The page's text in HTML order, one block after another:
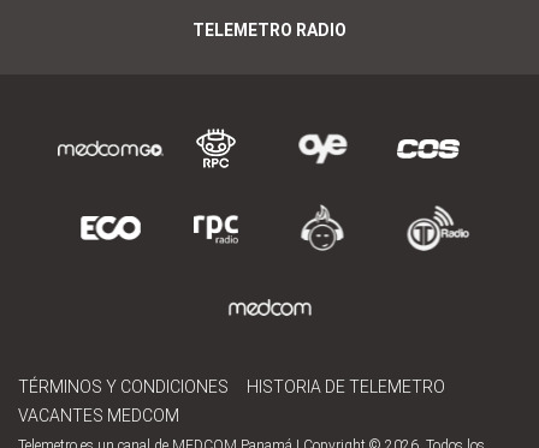
TELEMETRO RADIO
TÉRMINOS Y CONDICIONES
HISTORIA DE TELEMETRO
VACANTES MEDCOM